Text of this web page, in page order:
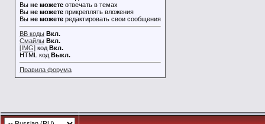
Вы не можете отвечать в темах
Вы не можете прикреплять вложения
Вы не можете редактировать свои сообщения
BB коды Вкл.
Смайлы Вкл.
[IMG] код Вкл.
HTML код Выкл.
Правила форума